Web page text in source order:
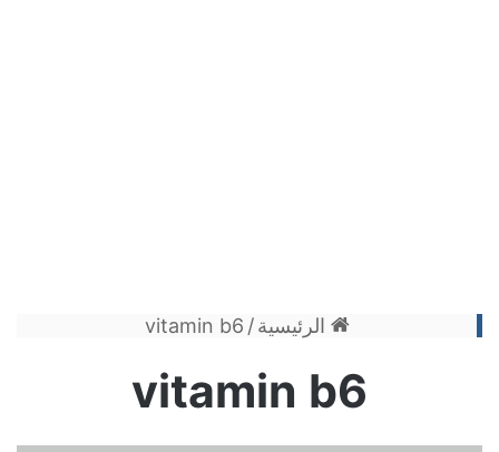
الرئيسية /
vitamin b6
vitamin b6